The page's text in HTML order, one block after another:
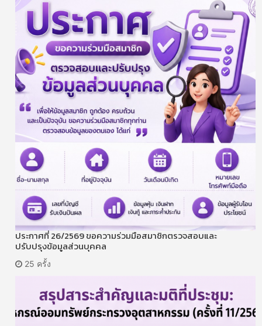
ประกาศที่ 26/2569 ขอความร่วมมือสมาชิกตรวจสอบและ
ปรับปรุงข้อมูลส่วนบุคคล
25 ครั้ง